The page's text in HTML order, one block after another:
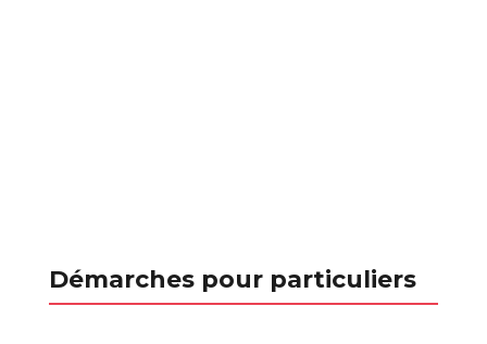
Démarches pour particuliers